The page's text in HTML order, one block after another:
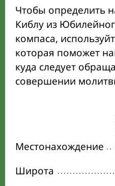
Чтобы определить
Киблу из
компаса,
которая поможет
куда следует
совершении
Местонахождение
Широта